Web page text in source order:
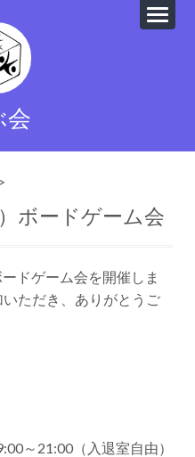
会
>
ボードゲーム会
ドゲーム会を開催しま
ただき、ありがとうご
～21:00（入退室自由）